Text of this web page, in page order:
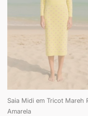
Saia Midi em Tricot Mareh
Amarela